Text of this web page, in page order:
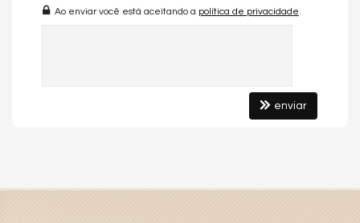
- Piscina Infantil
Área privativa: 152,82m²
Ao enviar você está aceitando a política de privacidade.
enviar